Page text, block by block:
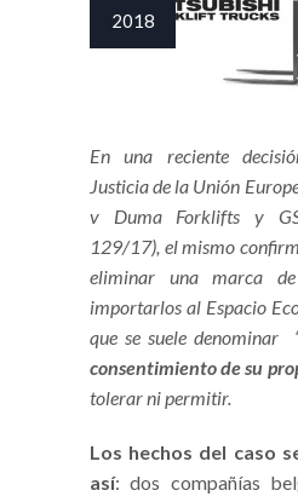
2018
En una reciente
Justicia de la Unión
v Duma Forklifts y
129/17), el mismo
eliminar una marca
importarlos al Espacio
que se suele denominar
consentimiento de su
tolerar ni permitir.
Los hechos del caso
así: dos compañías